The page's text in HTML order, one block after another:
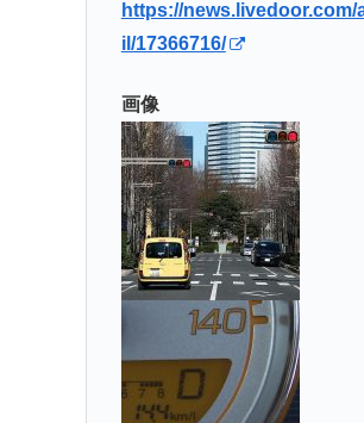
https://news.livedoor.com/
il/17366716/
画像